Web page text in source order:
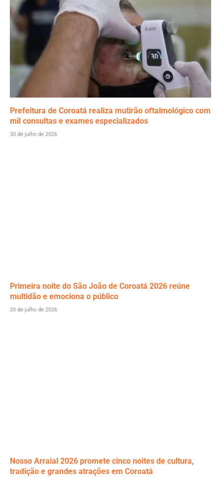
Prefeitura de Coroatá realiza mutirão oftalmológico com
mil consultas e exames especializados
30 de julho de 2026
Primeira noite do São João de Coroatá 2026 reúne
multidão e emociona o público
20 de julho de 2026
Nosso Arraial 2026 promete cinco noites de cultura,
tradição e grandes atrações em Coroatá